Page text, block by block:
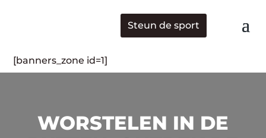
Steun de sport
[banners_zone id=1]
WORSTELEN IN DE